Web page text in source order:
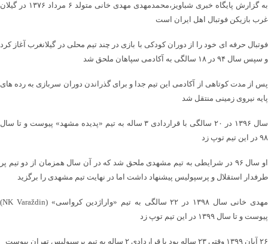
به گزارش پایگاه خبری شباویز،محمدمهدی مهدی خانی متولد ۶ مرداد ۱۳۷۶ در گیلان
غرب بازیکن فوتبال اهل ایران است
فوتبال حرفه ای خود را از دوران کودکی با بازی در چند تیم محلی در گیلانغرب آغاز کرد
و سپس سال ۹۴ در ۱۸ سالگی به آکادمی سپاهان ملحق شد
پس از مدت کوتاهی از آکادمی این تیم جدا و برای گذراندن دوران سربازی به رده های
پایه نیروی زمینی منتقل شد
سال ۱۳۹۶ در ۲۰ سالگی با قراردادی ۳ ساله به تیم «پدیده مشهد» پیوست و تا سال
۹۸ در این تیم توپ زد
او سال ۹۶ در شرایطی به تیم مشهدی ملحق شد که در آن سال همزمان از دو تیم پر
طرفدار استقلال و پرسپولیس پیشنهاد داشت اما در نهایت تیم مشهدی را برگزید
مهدی خانی سال ۱۳۹۸ در ۲۲ سالگی به تیم «واراژدین کرواسی» (NK Varaždin)
پیوست و تا سال ۱۳۹۹ در این تیم توپ زد
۲۶ آبان ۱۳۹۹ وقتی ۲۳ ساله بود با قراردادی ۲ ساله به تیم پرسپولیس تهران پیوست